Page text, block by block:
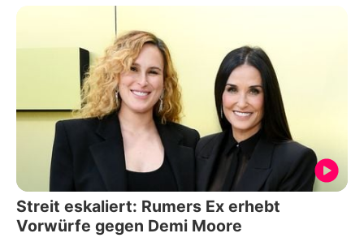
Streit eskaliert: Rumers Ex erhebt
Vorwürfe gegen Demi Moore